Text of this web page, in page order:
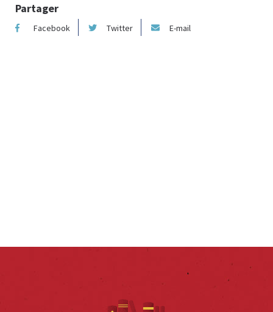
Partager
Facebook Twitter E-mail